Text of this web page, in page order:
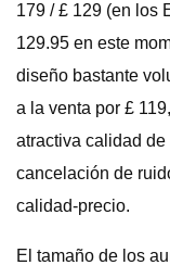
179 / £ 129 (en los
129.95 en este
diseño bastante
a la venta por £
atractiva calidad
cancelación de
calidad-precio.
El tamaño de los